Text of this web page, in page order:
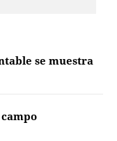
se muestra